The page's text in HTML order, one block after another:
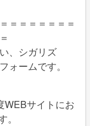
＝＝＝＝＝＝＝
、シガリズ
ォームです。
WEBサイトにお